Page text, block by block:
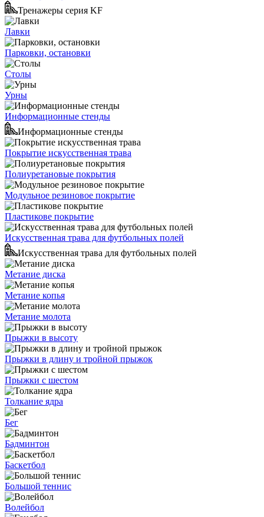
Тренажеры серия KF
Лавки
Парковки, остановки
Столы
Урны
Информационные стенды
Информационные стенды
Покрытие искусственная трава
Полиуретановые покрытия
Модульное резиновое покрытие
Пластикове покрытие
Искусственная трава для футбольных полей
Искусственная трава для футбольных полей
Метание диска
Метание копья
Метание молота
Прыжки в высоту
Прыжки в длину и тройной прыжок
Прыжки с шестом
Толкание ядра
Бег
Бадминтон
Баскетбол
Большой теннис
Волейбол